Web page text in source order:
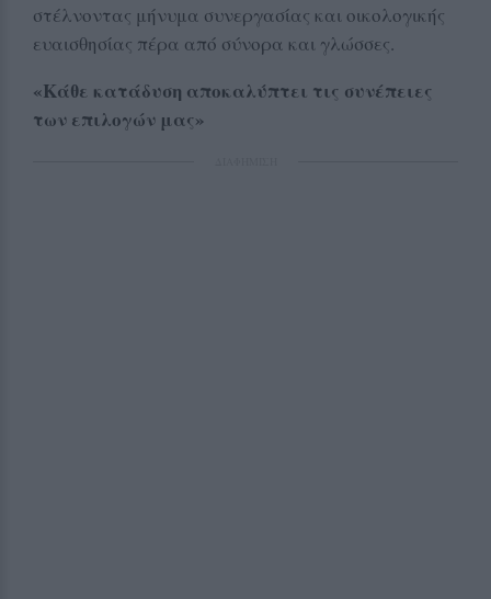
στέλνοντας μήνυμα συνεργασίας και οικολογικής
ευαισθησίας πέρα από σύνορα και γλώσσες.
«Κάθε κατάδυση αποκαλύπτει τις συνέπειες
των επιλογών μας»